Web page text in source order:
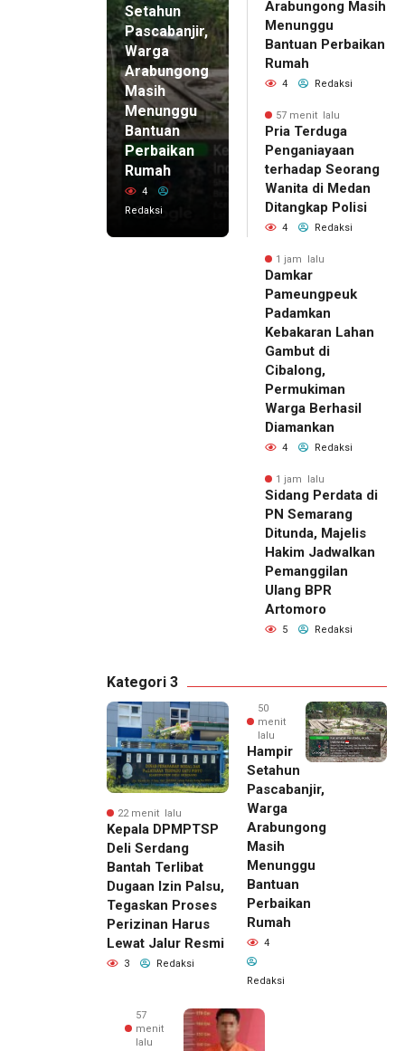
Setahun
Pascabanjir,
Warga
Arabungong
Masih
Menunggu
Bantuan
Perbaikan
Rumah
4
Redaksi
Arabungong Masih
Menunggu
Bantuan Perbaikan
Rumah
4 Redaksi
57 menit lalu
Pria Terduga
Penganiayaan
terhadap Seorang
Wanita di Medan
Ditangkap Polisi
4 Redaksi
1 jam lalu
Damkar
Pameungpeuk
Padamkan
Kebakaran Lahan
Gambut di
Cibalong,
Permukiman
Warga Berhasil
Diamankan
4 Redaksi
1 jam lalu
Sidang Perdata di
PN Semarang
Ditunda, Majelis
Hakim Jadwalkan
Pemanggilan
Ulang BPR
Artomoro
5 Redaksi
Kategori 3
22 menit lalu
Kepala DPMPTSP
Deli Serdang
Bantah Terlibat
Dugaan Izin Palsu,
Tegaskan Proses
Perizinan Harus
Lewat Jalur Resmi
3 Redaksi
50
menit
lalu
Hampir
Setahun
Pascabanjir,
Warga
Arabungong
Masih
Menunggu
Bantuan
Perbaikan
Rumah
4
Redaksi
57
menit
lalu